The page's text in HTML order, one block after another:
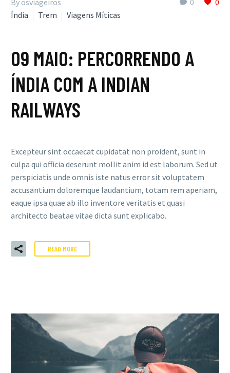
0 0
By osviageiros
Índia
Trem Viagens Míticas
09 MAIO: PERCORRENDO A
ÍNDIA COM A INDIAN
RAILWAYS
Excepteur sint occaecat cupidatat non proident, sunt in
culpa qui officia deserunt mollit anim id est laborum. Sed ut
perspiciatis unde omnis iste natus error sit voluptatem
accusantium doloremque laudantium, totam rem aperiam,
eaque ipsa quae ab illo inventore veritatis et quasi
architecto beatae vitae dicta sunt explicabo.
READ MORE